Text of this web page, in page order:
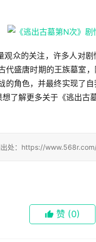
观众的关注，许多人对
代盛唐时期的王族墓室
的角色，并最终实现了
了解更多关于《逃出古
出处：https://
赞 (0)